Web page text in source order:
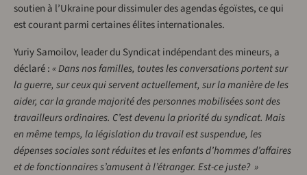
soutien à l’Ukraine pour dissimuler des agendas égoïstes, ce qui
est courant parmi certaines élites internationales.
Yuriy Samoilov, leader du Syndicat indépendant des mineurs, a
déclaré :« Dans nos familles, toutes les conversations portent sur
la guerre, sur ceux qui servent actuellement, sur la manière de les
aider, car la grande majorité des personnes mobilisées sont des
travailleurs ordinaires. C’est devenu la priorité du syndicat. Mais
en même temps, la législation du travail est suspendue, les
dépenses sociales sont réduites et les enfants d’hommes d’affaires
et de fonctionnaires s’amusent à l’étranger. Est-ce juste? »